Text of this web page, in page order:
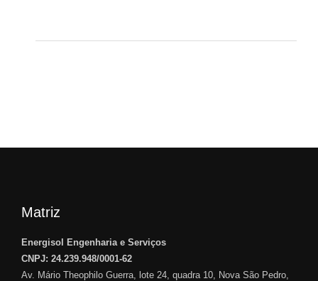
Matriz
Energisol Engenharia e Serviços
CNPJ: 24.239.948/0001-62
Av. Mário Theophilo Guerra, lote 24, quadra 10, Nova São Pedro,